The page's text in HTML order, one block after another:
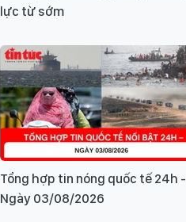
lực từ sớm
Tổng hợp tin nóng quốc tế 24h -
Ngày 03/08/2026